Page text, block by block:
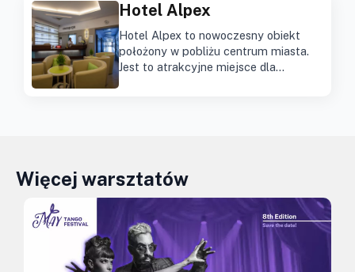
Hotel Alpex
Hotel Alpex to nowoczesny obiekt
położony w pobliżu centrum miasta.
Jest to atrakcyjne miejsce dla…
Więcej warsztatów